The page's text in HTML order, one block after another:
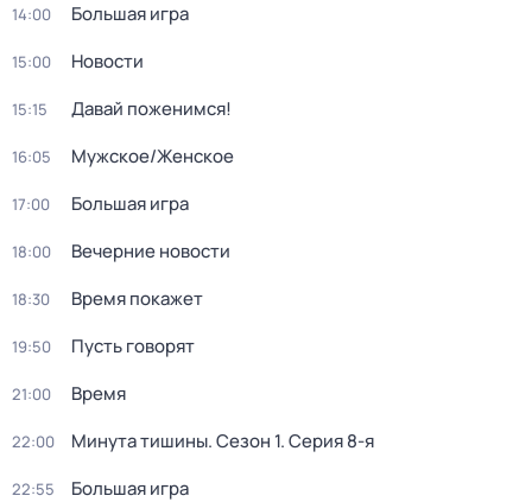
14:00 Большая игра
15:00 Новости
15:15 Давай поженимся!
16:05 Мужское/Женское
17:00 Большая игра
18:00 Вечерние новости
18:30 Время покажет
19:50 Пусть говорят
21:00 Время
22:00 Минута тишины. Сезон 1. Серия 8-я
22:55 Большая игра